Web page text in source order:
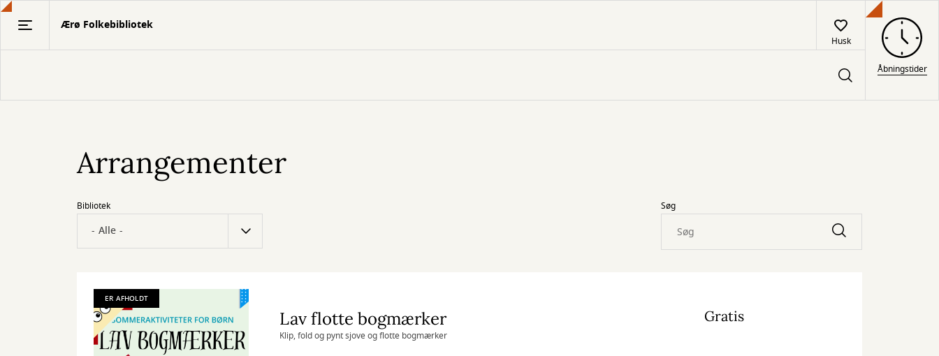
Gå
Ærø Folkebibliotek
Husk
Åbningstider
Arrangementer
Bibliotek Søg
ER AFHOLDT
Lav flotte bogmærker
Klip, fold og pynt sjove og flotte bogmærker
Gratis